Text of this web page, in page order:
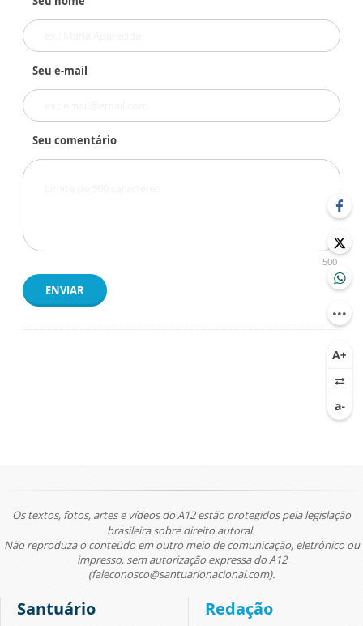
Seu e-mail
Seu comentário
500
ENVIAR
Os textos, fotos, artes e vídeos do A12 estão protegidos pela legislação
brasileira sobre direito autoral.
Não reproduza o conteúdo em outro meio de comunicação, eletrônico ou
impresso, sem autorização expressa do A12
(faleconosco@santuarionacional.com).
Santuário Redação